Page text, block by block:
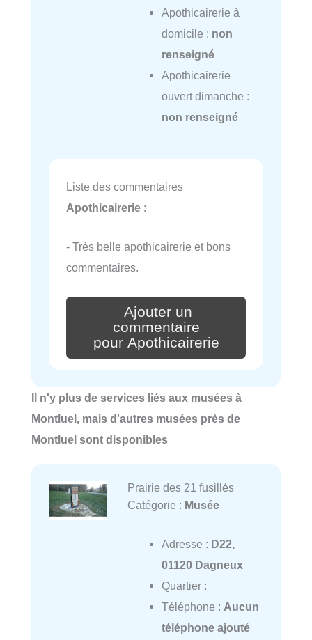
Apothicairerie à
domicile : non
renseigné
Apothicairerie
ouvert dimanche :
non renseigné
Liste des commentaires
Apothicairerie :
- Très belle apothicairerie et bons
commentaires.
Ajouter un
commentaire
pour Apothicairerie
Il n'y plus de services liés aux musées à
Montluel, mais d'autres musées près de
Montluel sont disponibles
Prairie des 21 fusillés
Catégorie : Musée
Adresse : D22,
01120 Dagneux
Quartier :
Téléphone : Aucun
téléphone ajouté